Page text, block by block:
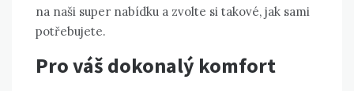
na naši super nabídku a zvolte si takové, jak sami
potřebujete.
Pro váš dokonalý komfort